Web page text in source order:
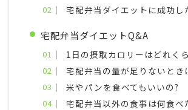
宅配弁当ダイエットに成功し
宅配弁当ダイエットQ&A
1日の摂取カロリーはどれく
宅配弁当の量が足りないとき
米やパンを食べてもいいの?
宅配弁当以外の食事は何食べ